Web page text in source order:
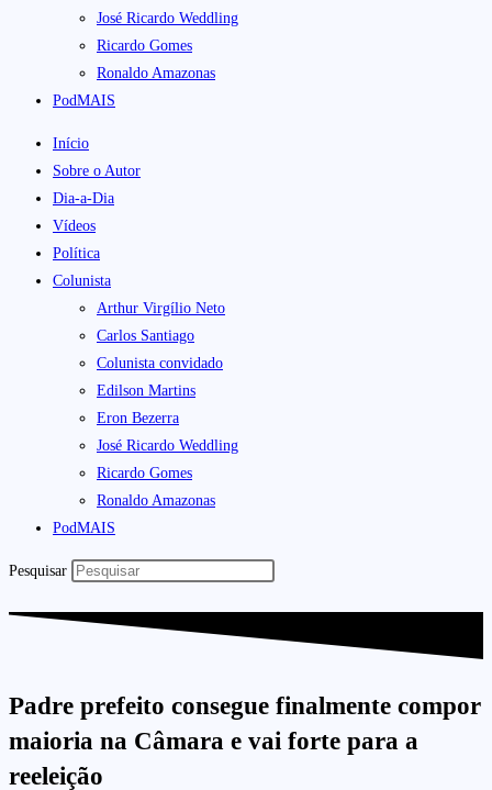
José Ricardo Weddling
Ricardo Gomes
Ronaldo Amazonas
PodMAIS
Início
Sobre o Autor
Dia-a-Dia
Vídeos
Política
Colunista
Arthur Virgílio Neto
Carlos Santiago
Colunista convidado
Edilson Martins
Eron Bezerra
José Ricardo Weddling
Ricardo Gomes
Ronaldo Amazonas
PodMAIS
Pesquisar
Padre prefeito consegue finalmente compor
maioria na Câmara e vai forte para a
reeleição